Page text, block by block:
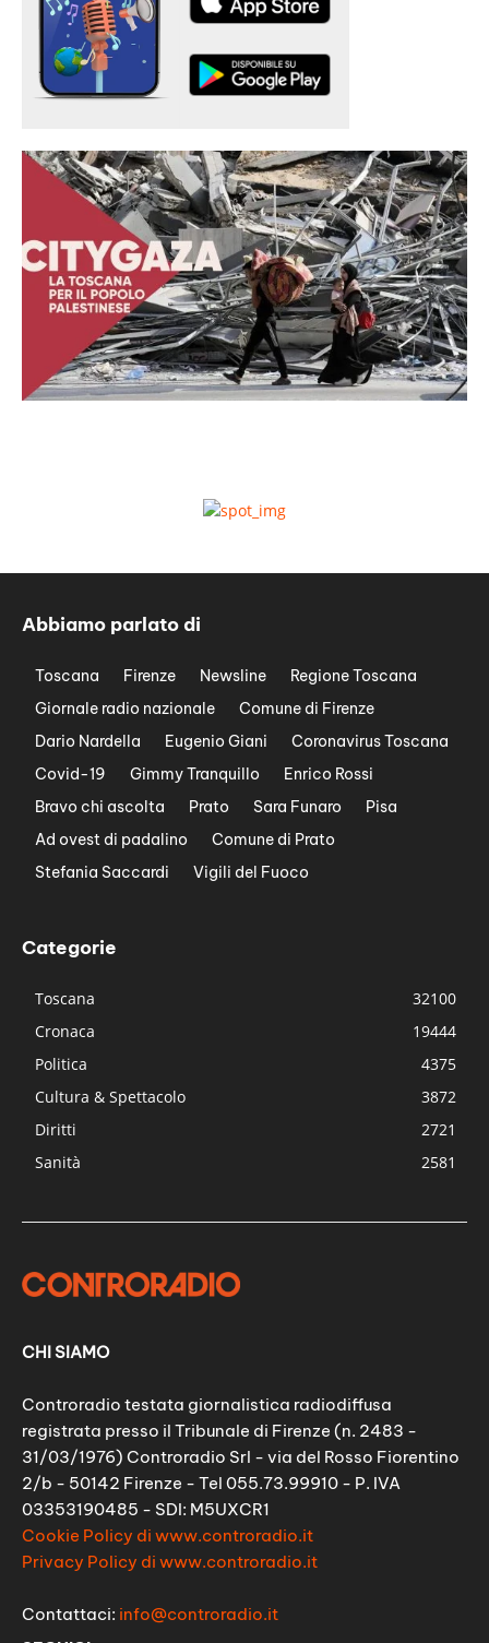
Abbiamo parlato di
Toscana Firenze Newsline
Regione Toscana
Giornale radio nazionale
Comune di Firenze
Dario Nardella
Eugenio Giani
Coronavirus Toscana
Covid-19
Gimmy Tranquillo
Enrico Rossi
Bravo chi ascolta
Prato Sara Funaro
Pisa
Ad ovest di padalino
Comune di Prato
Stefania Saccardi
Vigili del Fuoco
Categorie
Toscana
32100
Cronaca
19444
Politica
4375
Cultura & Spettacolo
3872
Diritti
2721
Sanità
2581
CHI SIAMO
Controradio testata giornalistica radiodiffusa
registrata presso il Tribunale di Firenze (n. 2483 -
31/03/1976) Controradio Srl - via del Rosso Fiorentino
2/b - 50142 Firenze - Tel 055.73.99910 - P. IVA
03353190485 - SDI: M5UXCR1
Cookie Policy di www.controradio.it
Privacy Policy di www.controradio.it
Contattaci: info@controradio.it